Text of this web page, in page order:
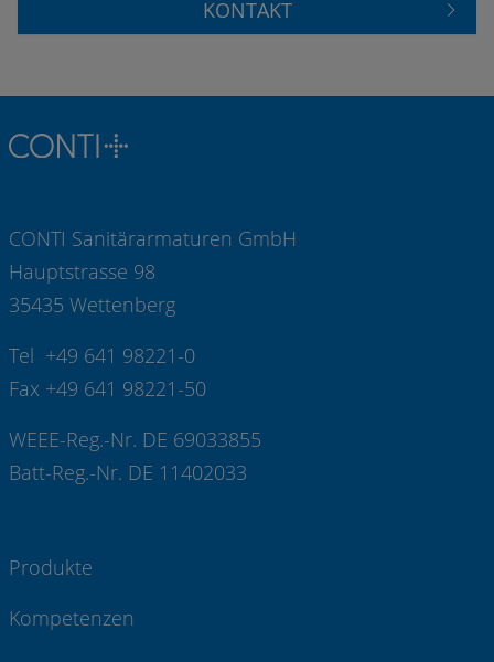
KONTAKT
CONTI Sanitärarmaturen GmbH
Hauptstrasse 98
35435 Wettenberg
Tel +49 641 98221-0
Fax +49 641 98221-50
WEEE-Reg.-Nr. DE 69033855
Batt-Reg.-Nr. DE 11402033
Produkte
Kompetenzen